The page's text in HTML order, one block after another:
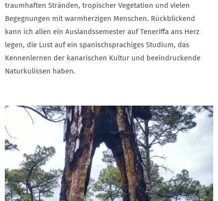
traumhaften Stränden, tropischer Vegetation und vielen
Begegnungen mit warmherzigen Menschen. Rückblickend
kann ich allen ein Auslandssemester auf Teneriffa ans Herz
legen, die Lust auf ein spanischsprachiges Studium, das
Kennenlernen der kanarischen Kultur und beeindruckende
Naturkulissen haben.